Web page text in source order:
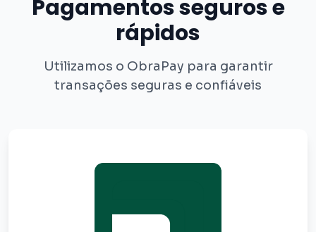
Pagamentos seguros e
rápidos
Utilizamos o ObraPay para garantir
transações seguras e confiáveis